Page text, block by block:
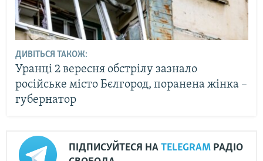
ДИВІТЬСЯ ТАКОЖ:
Уранці 2 вересня обстрілу зазнало
російське місто Бєлгород, поранена жінка –
губернатор
ПІДПИСУЙТЕСЯ НА TELEGRAM РАДІО